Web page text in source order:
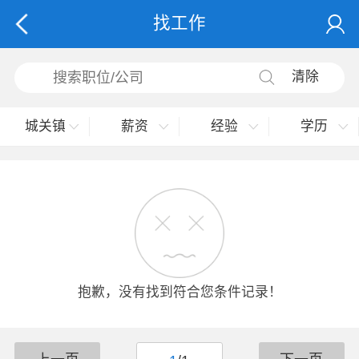
找工作
清除
城关镇 薪资 经验 学历
抱歉，没有找到符合您条件记录！